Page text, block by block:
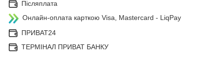
Післяплата
Онлайн-оплата карткою Visa, Mastercard - LiqPay
ПРИВАТ24
ТЕРМІНАЛ ПРИВАТ БАНКУ